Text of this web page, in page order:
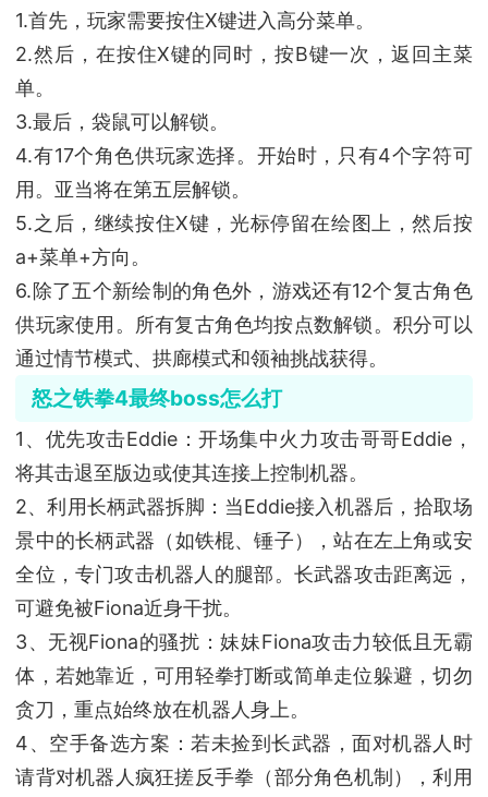
1.首先，玩家需要按住X键进入高分菜单。
2.然后，在按住X键的同时，按B键一次，返回主菜
单。
3.最后，袋鼠可以解锁。
4.有17个角色供玩家选择。开始时，只有4个字符可
用。亚当将在第五层解锁。
5.之后，继续按住X键，光标停留在绘图上，然后按
a+菜单+方向。
6.除了五个新绘制的角色外，游戏还有12个复古角色
供玩家使用。所有复古角色均按点数解锁。积分可以
通过情节模式、拱廊模式和领袖挑战获得。
怒之铁拳4最终boss怎么打
‌1、优先攻击Eddie‌：开场集中火力攻击哥哥Eddie，
将其击退至版边或使其连接上控制机器。
‌2、利用长柄武器拆脚‌：当Eddie接入机器后，拾取场
景中的‌长柄武器‌（如铁棍、锤子），站在左上角或安
全位，专门攻击机器人的‌腿部‌。长武器攻击距离远，
可避免被Fiona近身干扰。
‌3、无视Fiona的骚扰‌：妹妹Fiona攻击力较低且无霸
体，若她靠近，可用轻拳打断或简单走位躲避，切勿
贪刀，重点始终放在机器人身上。
‌4、空手备选方案‌：若未捡到长武器，面对机器人时
请‌背对机器人疯狂搓反手拳‌（部分角色机制），利用